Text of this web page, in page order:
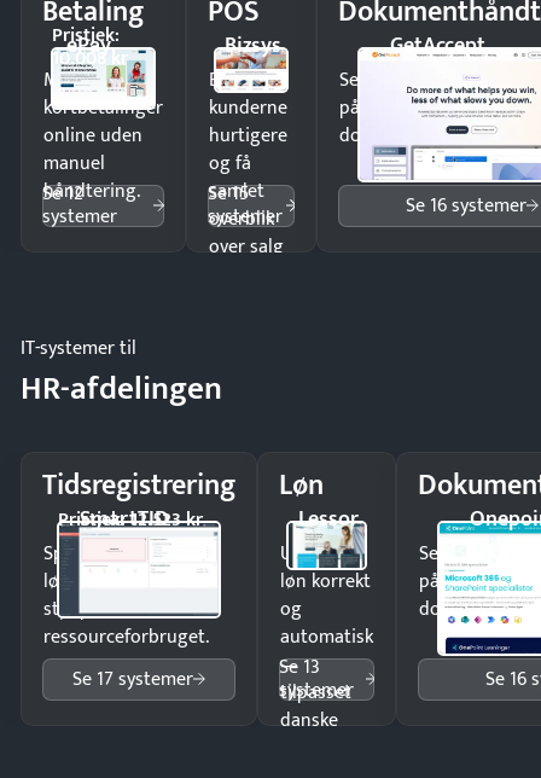
Betaling
ePay
Pristjek:
10.008 kr
Modtag
kortbetalinger
online uden
manuel
håndtering.
Se 12
systemer
POS
Bizsys
Ekspedér
kunderne
hurtigere
og få
samlet
overblik
over salg
Se 15
systemer
GetAccept
Send kontrakter til
på minutter og mist
dokumenter.
Se 16 systemer
IT-systemer til
HR-afdelingen
Tidsregistrering
SmartTID
Pristjek: 12.523 kr
Spar tid på
lønberegning og få
styr på
ressourceforbruget.
Se 17 systemer
Løn
Lessor
Udbetal
løn korrekt
og
automatisk
—
tilpasset
danske
Se 13
systemer
Send
på minutter
dokumenter.
Se 16